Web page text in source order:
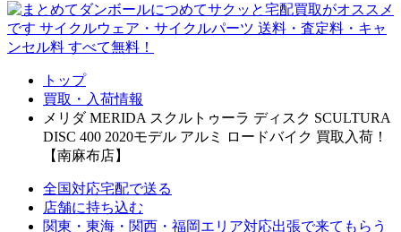
トップ
買取・入荷情報
メリダ MERIDA スクルトゥーラ ディスク SCULTURA
DISC 400 2020モデル アルミ ロードバイク 買取入荷！
【南麻布店】
全国対応宅配で送る
店舗に持ち込む
関東・東海・関西・福岡エリア対応出張で来てもらう